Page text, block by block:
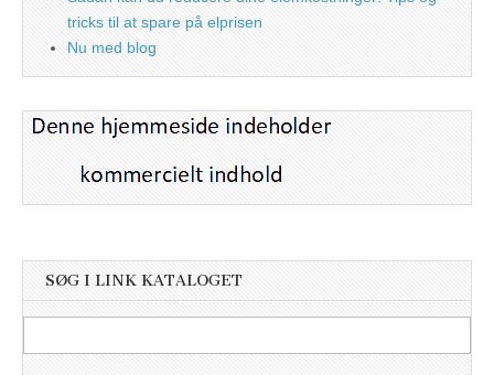
tricks til at spare på elprisen
Nu med blog
SØG I LINK KATALOGET